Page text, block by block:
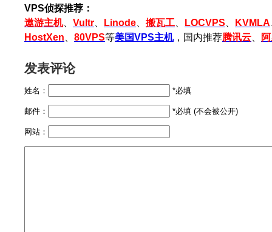
VPS侦探推荐：
遨游主机、 Vultr Linode 搬瓦工 LOCVPS KVMLA
HostXen
80VPS等美国VPS主机，国内推荐腾讯云
发表评论
姓名： *必填
邮件： *必填 (不会被公开)
网站：